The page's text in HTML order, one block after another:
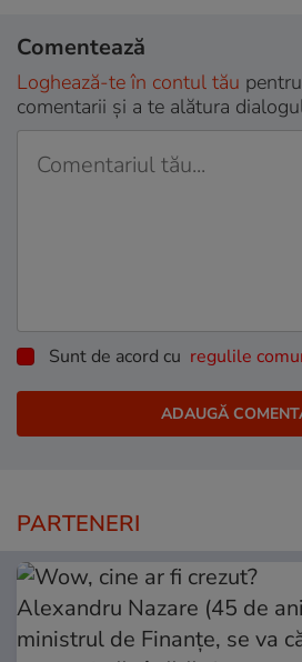
Comentează
Loghează-te în contul tău
comentarii și a te alătura
Sunt de acord cu regulile
PARTENERI